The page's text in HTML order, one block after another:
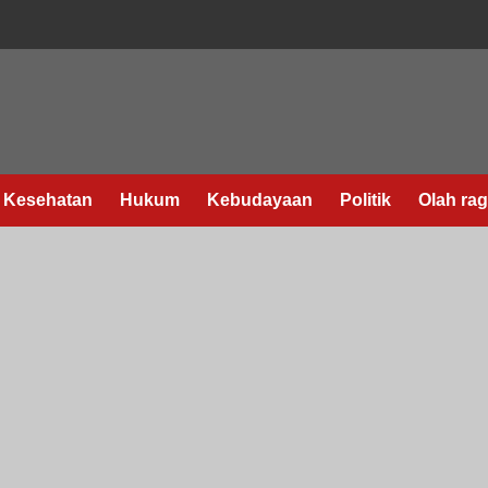
Kesehatan Hukum Kebudayaan Politik Olah